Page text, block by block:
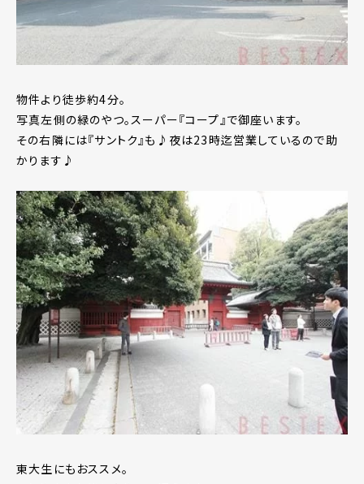
物件より徒歩約4分。
写真左側の緑のやつ。スーパー『コープ』で御座います。
その右隣には『サントク』も♪夜は23時迄営業しているので助
かります♪
東大生にもおススメ。